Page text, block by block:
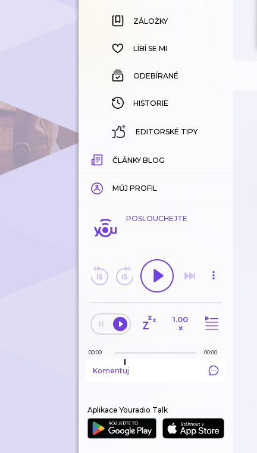
ZÁLOŽKY
HISTORIE
ZÁLOŽKY
LÍBÍ SE MI
ODEBÍRANÉ
HISTORIE
EDITORSKÉ TIPY
ČLÁNKY BLOG
MŮJ PROFIL
POSLOUCHEJTE
1.00
×
00:00 00:00
Komentuj
Aplikace Youradio Talk